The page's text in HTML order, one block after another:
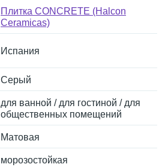
Плитка CONCRETE (Halcon
Ceramicas)
Испания
Серый
для ванной / для гостиной / для
общественных помещений
Матовая
морозостойкая